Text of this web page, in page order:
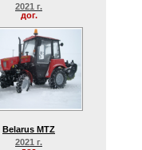
2021 г.
дог.
Belarus MTZ
2021 г.